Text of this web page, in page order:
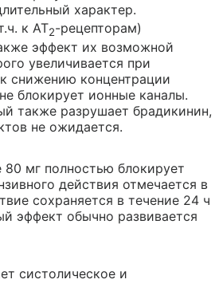
характер.
к AT2-рецепторам)
эффект их возможной
увеличивается при
снижению концентрации
блокирует ионные каналы.
также разрушает брадикинин,
не ожидается.
80 мг полностью блокирует
действия отмечается в
сохраняется в течение 24 ч
эффект обычно развивается
систолическое и